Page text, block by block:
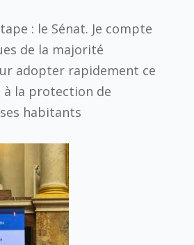
: le Sénat. Je compte
de la majorité
adopter rapidement ce
la protection de
habitants